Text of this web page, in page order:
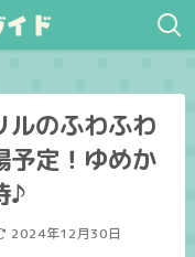
ルのふわふわ
予定！ゆめか
♪
2024年12月30日